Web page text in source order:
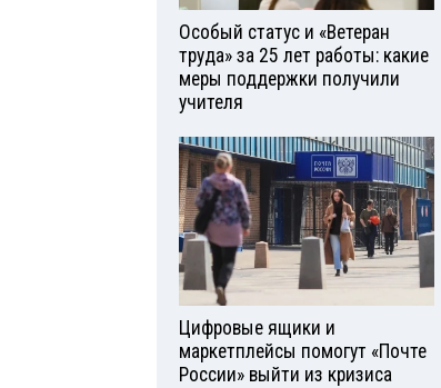
Особый статус и «Ветеран
труда» за 25 лет работы: какие
меры поддержки получили
учителя
Цифровые ящики и
маркетплейсы помогут «Почте
России» выйти из кризиса